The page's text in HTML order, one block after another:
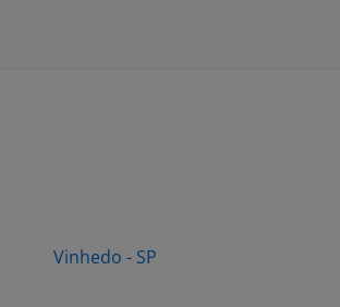
Vinhedo - SP